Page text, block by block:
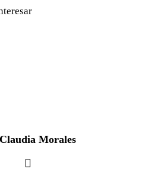
Morales